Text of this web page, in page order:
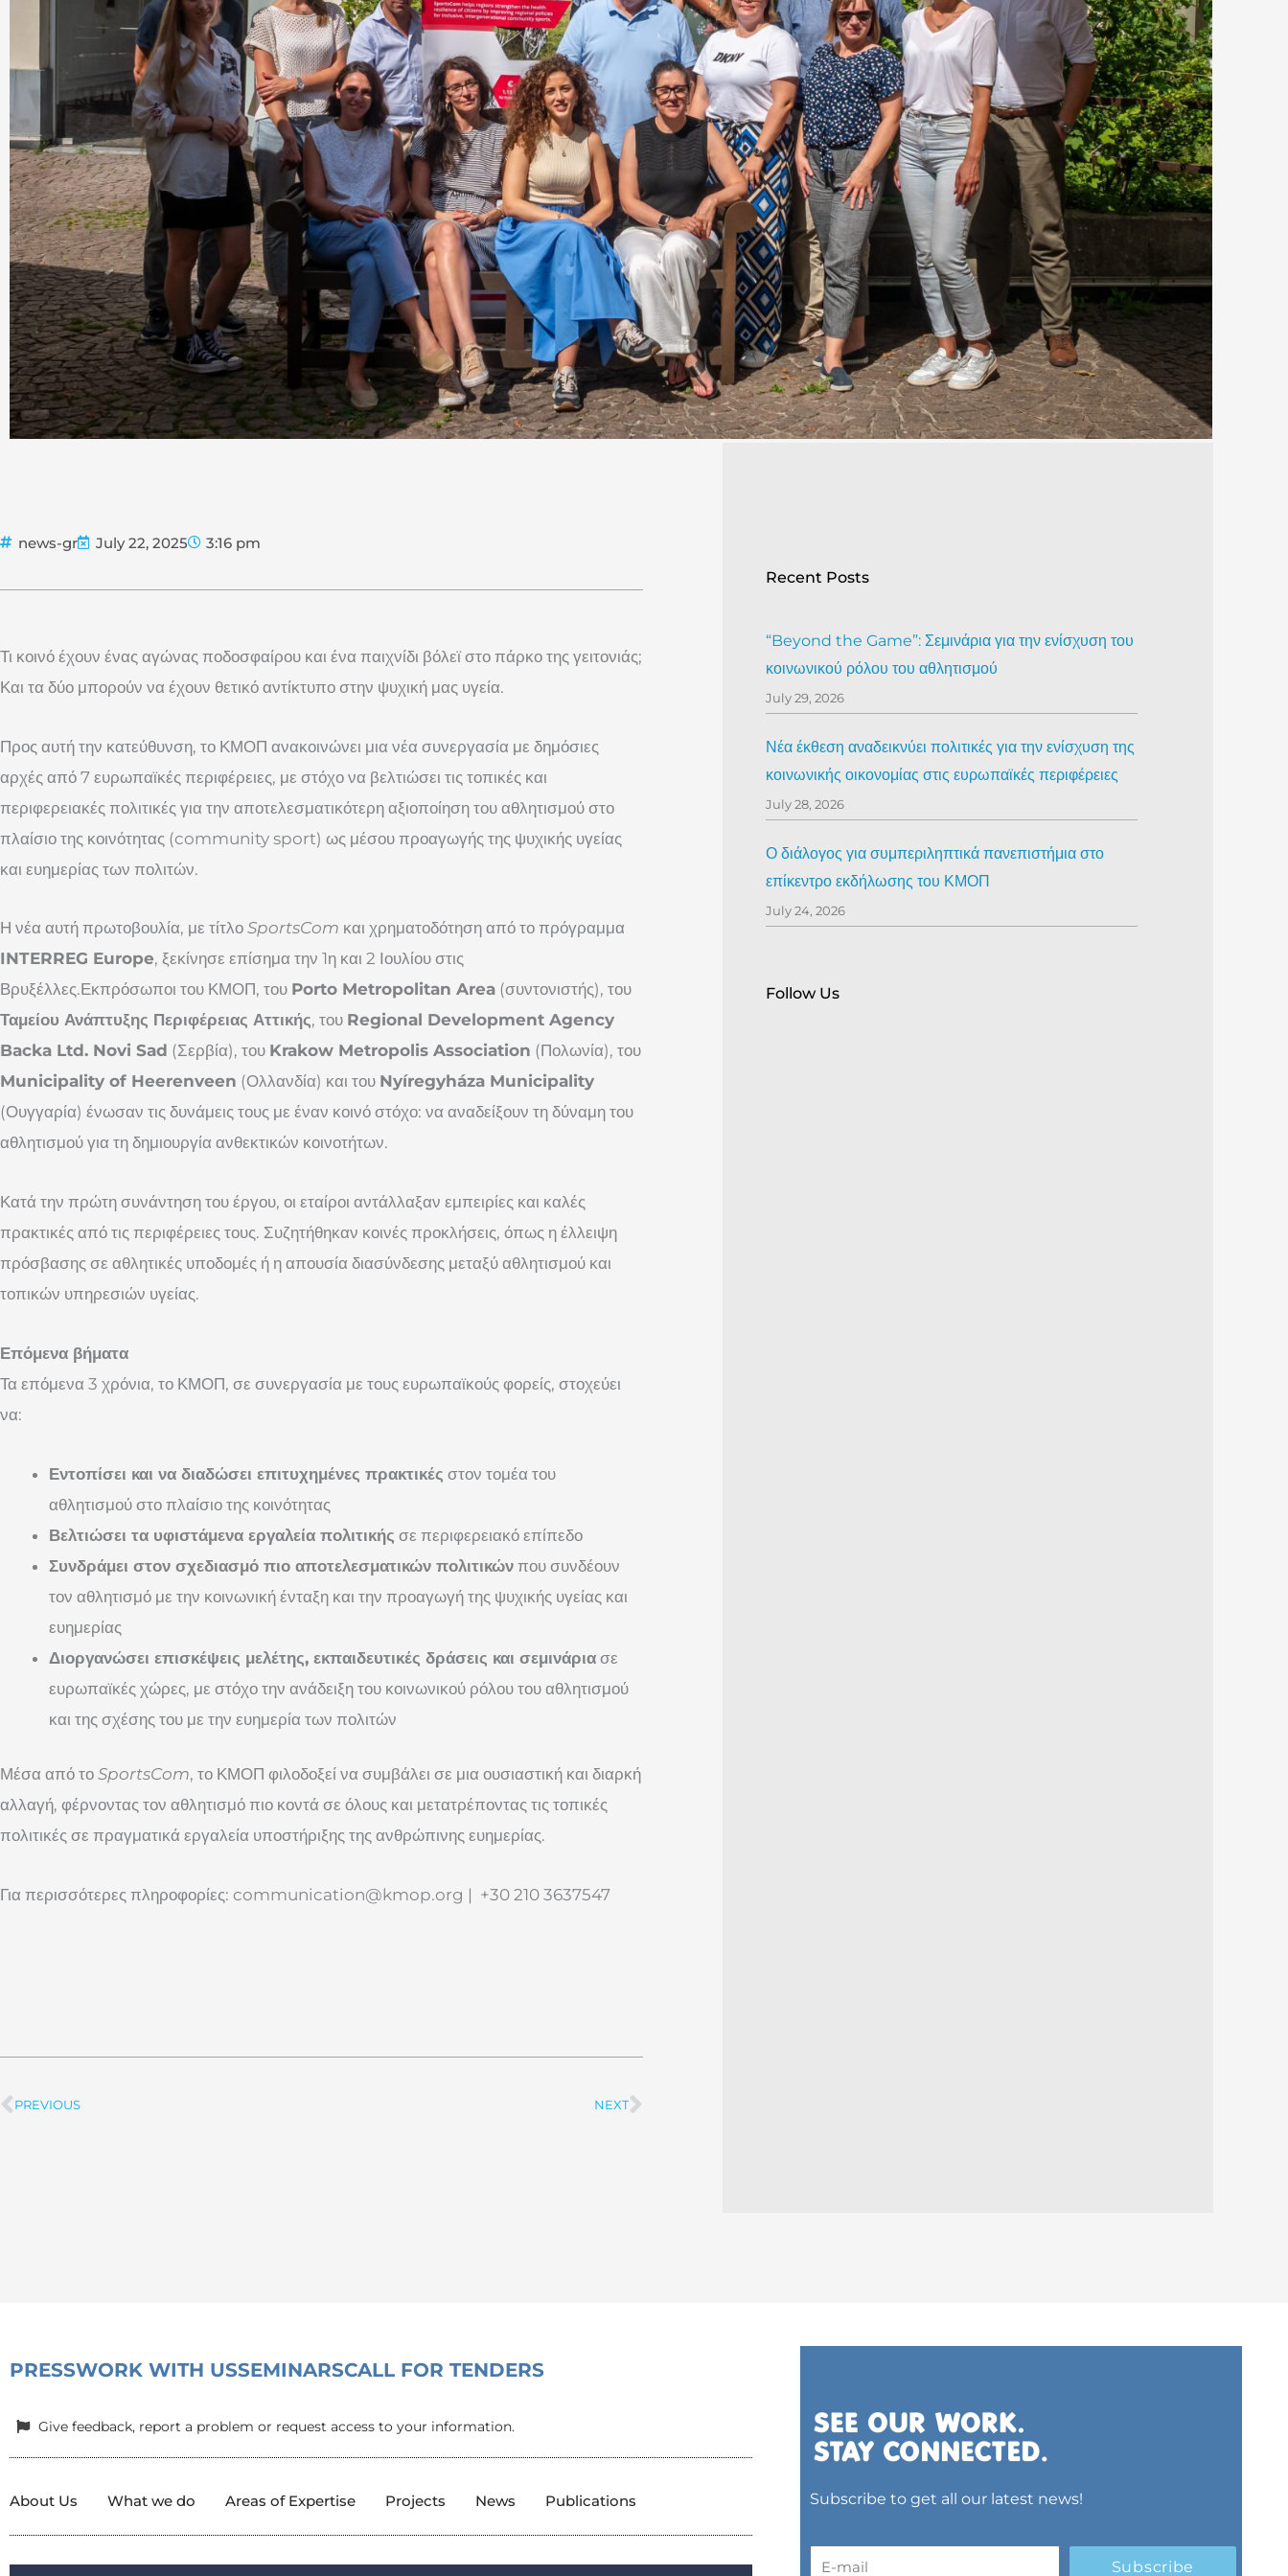
news-gr July 22, 2025 3:16 pm
Τι κοινό έχουν ένας αγώνας ποδοσφαίρου και ένα παιχνίδι βόλεϊ στο πάρκο της γειτονιάς;
Και τα δύο μπορούν να έχουν θετικό αντίκτυπο στην ψυχική μας υγεία.
Προς αυτή την κατεύθυνση, το ΚΜΟΠ ανακοινώνει μια νέα συνεργασία με δημόσιες
αρχές από 7 ευρωπαϊκές περιφέρειες, με στόχο να βελτιώσει τις τοπικές και
περιφερειακές πολιτικές για την αποτελεσματικότερη αξιοποίηση του αθλητισμού στο
πλαίσιο της κοινότητας (community sport) ως μέσου προαγωγής της ψυχικής υγείας
και ευημερίας των πολιτών.
Η νέα αυτή πρωτοβουλία, με τίτλο SportsCom και χρηματοδότηση από το πρόγραμμα
INTERREG Europe, ξεκίνησε επίσημα την 1η και 2 Ιουλίου στις
Βρυξέλλες.Εκπρόσωποι του ΚΜΟΠ, του Porto Metropolitan Area (συντονιστής), του
Ταμείου Ανάπτυξης Περιφέρειας Αττικής, του Regional Development Agency
Backa Ltd. Novi Sad (Σερβία), του Krakow Metropolis Association (Πολωνία), του
Municipality of Heerenveen (Ολλανδία) και του Nyíregyháza Municipality
(Ουγγαρία) ένωσαν τις δυνάμεις τους με έναν κοινό στόχο: να αναδείξουν τη δύναμη του
αθλητισμού για τη δημιουργία ανθεκτικών κοινοτήτων.
Κατά την πρώτη συνάντηση του έργου, οι εταίροι αντάλλαξαν εμπειρίες και καλές
πρακτικές από τις περιφέρειες τους. Συζητήθηκαν κοινές προκλήσεις, όπως η έλλειψη
πρόσβασης σε αθλητικές υποδομές ή η απουσία διασύνδεσης μεταξύ αθλητισμού και
τοπικών υπηρεσιών υγείας.
Επόμενα βήματα
Τα επόμενα 3 χρόνια, το ΚΜΟΠ, σε συνεργασία με τους ευρωπαϊκούς φορείς, στοχεύει
να:
Εντοπίσει και να διαδώσει επιτυχημένες πρακτικές στον τομέα του
αθλητισμού στο πλαίσιο της κοινότητας
Βελτιώσει τα υφιστάμενα εργαλεία πολιτικής σε περιφερειακό επίπεδο
Συνδράμει στον σχεδιασμό πιο αποτελεσματικών πολιτικών που συνδέουν
τον αθλητισμό με την κοινωνική ένταξη και την προαγωγή της ψυχικής υγείας και
ευημερίας
Διοργανώσει επισκέψεις μελέτης, εκπαιδευτικές δράσεις και σεμινάρια σε
ευρωπαϊκές χώρες, με στόχο την ανάδειξη του κοινωνικού ρόλου του αθλητισμού
και της σχέσης του με την ευημερία των πολιτών
Μέσα από το SportsCom, το ΚΜΟΠ φιλοδοξεί να συμβάλει σε μια ουσιαστική και διαρκή
αλλαγή, φέρνοντας τον αθλητισμό πιο κοντά σε όλους και μετατρέποντας τις τοπικές
πολιτικές σε πραγματικά εργαλεία υποστήριξης της ανθρώπινης ευημερίας.
Για περισσότερες πληροφορίες: communication@kmop.org | +30 210 3637547
Prev
PREVIOUS NEXTNext
Recent Posts
“Beyond the Game”: Σεμινάρια για την ενίσχυση του
κοινωνικού ρόλου του αθλητισμού
July 29, 2026
Νέα έκθεση αναδεικνύει πολιτικές για την ενίσχυση της
κοινωνικής οικονομίας στις ευρωπαϊκές περιφέρειες
July 28, 2026
Ο διάλογος για συμπεριληπτικά πανεπιστήμια στο
επίκεντρο εκδήλωσης του ΚΜΟΠ
July 24, 2026
Follow Us
PRESSWORK WITH USSEMINARSCALL FOR TENDERS
Give feedback, report a problem or request access to your information.
About Us What we do Areas of Expertise Projects News Publications Subscribe to get all our latest news!
Subscribe